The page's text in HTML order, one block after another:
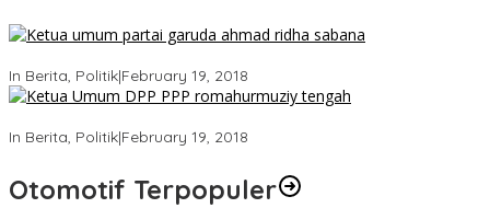
In Berita, Politik|February 19, 2018
In Berita, Politik|February 19, 2018
Otomotif Terpopuler